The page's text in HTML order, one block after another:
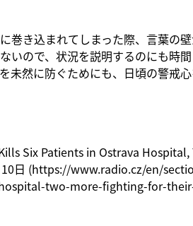
巻き込まれてしまった際、言葉の
いので、状況を説明するのにも時
未然に防ぐためにも、日頃の警戒
Six Patients in Ostrava
10日 (https://www.radio.cz/en/
two-more-fighting-for-